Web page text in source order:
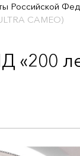
Российской
CAMEO)